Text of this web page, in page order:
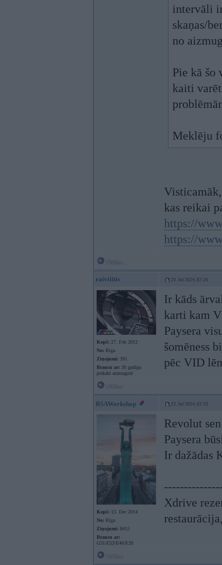
intervāli
skaņas/
no
Pie kā šo
kaiti
Meklēju
kas reikai
https://
https://
raiviiitis 23. Jul 2024, 02:26
Kopš: 27. Feb 2012
No: Rīga
Ziņojumi: 391
Braucu ar: 30 gadīgu
piekabi aizmugurē
Ir kāds
karti kam
Paysera
šomēness
pēc VID
RSAWorkshop 23. Jul 2024, 02:33
Kopš: 13. Dec 2014
No: Rīga
Ziņojumi: 8415
Braucu ar:
G31/E53/E46/E39
Revolut
Paysera
Ir dažādas
Xdrive